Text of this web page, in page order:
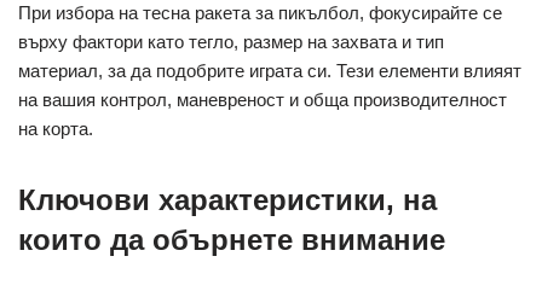
При избора на тесна ракета за пикълбол, фокусирайте се
върху фактори като тегло, размер на захвата и тип
материал, за да подобрите играта си. Тези елементи влияят
на вашия контрол, маневреност и обща производителност
на корта.
Ключови характеристики, на
които да обърнете внимание